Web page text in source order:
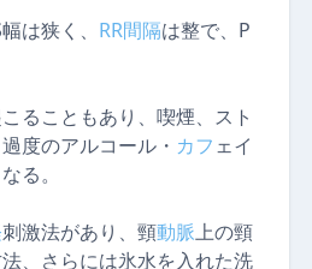
は狭く、 RR間隔は整で、P
ることもあり、喫煙、スト
度のアルコール・ カフェイ
る。
刺激法があり、頸動脈上の頸
、さらには氷水を入れた洗